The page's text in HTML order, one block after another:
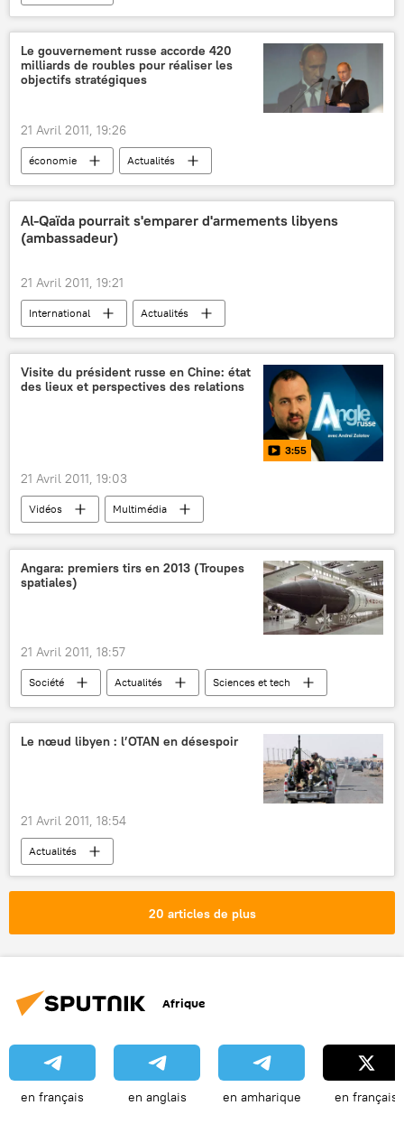
Le gouvernement russe accorde 420
milliards de roubles pour réaliser les
objectifs stratégiques
21 Avril 2011, 19:26
économie Actualités
Al-Qaïda pourrait s'emparer d'armements libyens
(ambassadeur)
21 Avril 2011, 19:21
International Actualités
Visite du président russe en Chine: état
des lieux et perspectives des relations
3:55
21 Avril 2011, 19:03
Vidéos Multimédia
Angara: premiers tirs en 2013 (Troupes
spatiales)
21 Avril 2011, 18:57
Société Actualités Sciences et tech
Le nœud libyen : l’OTAN en désespoir
21 Avril 2011, 18:54
Actualités
20 articles de plus
Afrique
en français en anglais en amharique en français